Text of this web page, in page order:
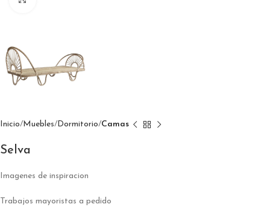
Inicio Muebles Dormitorio Camas
Selva
Imagenes de inspiracion
Trabajos mayoristas a pedido